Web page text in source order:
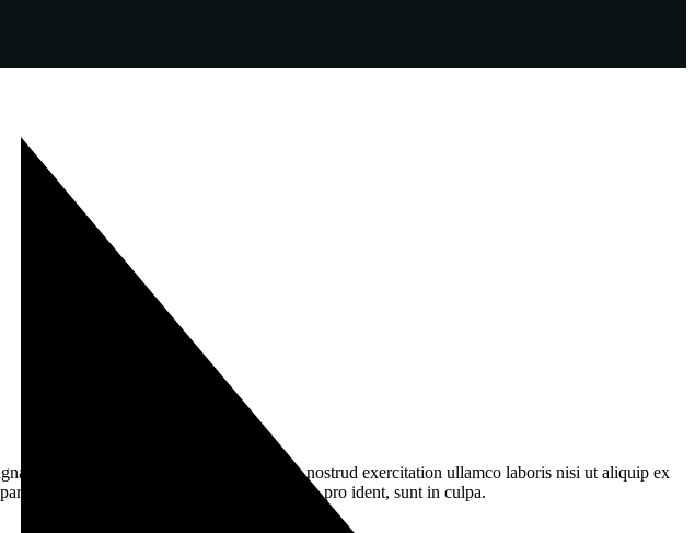
ali qua. Ut enim ad minim veniam, quis nostrud exercitation ullamco laboris nisi ut aliquip ex
Excepteur sint occaecat cupidatat non pro ident, sunt in culpa.